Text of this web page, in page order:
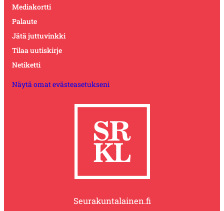
Mediakortti
Palaute
Jätä juttuvinkki
Tilaa uutiskirje
Netiketti
Näytä omat evästeasetukseni
Seurakuntalainen.fi